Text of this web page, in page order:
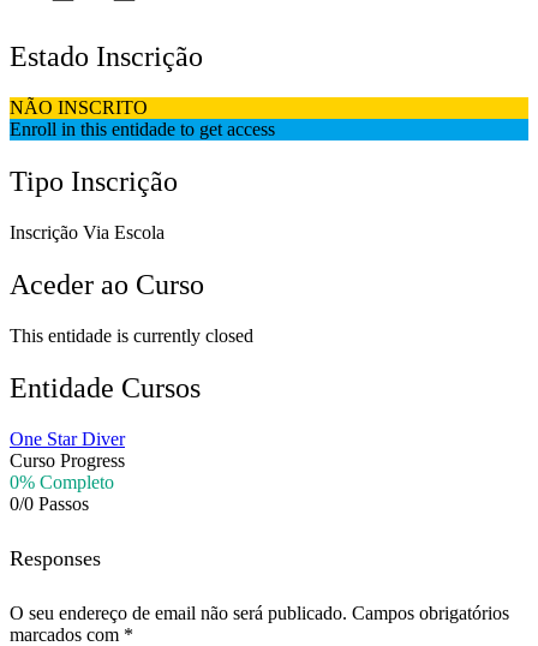
Estado Inscrição
NÃO INSCRITO
Enroll in this entidade to get access
Tipo Inscrição
Inscrição Via Escola
Aceder ao Curso
This entidade is currently closed
Entidade Cursos
One Star Diver
Curso Progress
0% Completo
0/0 Passos
Responses
O seu endereço de email não será publicado. Campos obrigatórios
marcados com *